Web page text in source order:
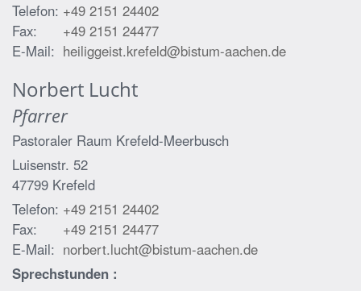
Telefon: +49 2151 24402
Fax:
+49 2151 24477
E-Mail: heiliggeist.krefeld@bistum-aachen.de
Norbert Lucht
Pfarrer
Pastoraler Raum Krefeld-Meerbusch
Luisenstr. 52
47799 Krefeld
Telefon: +49 2151 24402
Fax:
+49 2151 24477
E-Mail: norbert.lucht@bistum-aachen.de
Sprechstunden :